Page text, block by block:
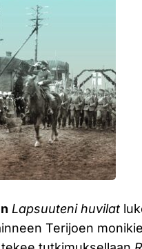
Lapsuuteni huvilat
Terijoen